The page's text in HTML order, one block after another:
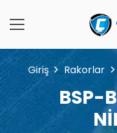
Giriş Rakorlar
BSP-